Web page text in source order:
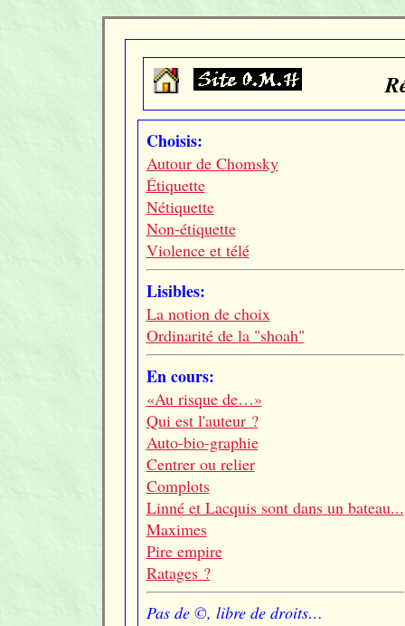
Choisis:
Autour de Chomsky
Étiquette
Nétiquette
Non-étiquette
Violence et télé
Lisibles:
La notion de choix
Ordinarité de la "shoah"
En cours:
«Au risque de…»
Qui est l'auteur ?
Auto-bio-graphie
Centrer ou relier
Complots
Linné et Lacquis sont dans un bateau...
Maximes
Pire empire
Ratages ?
Pas de ©, libre de droits…